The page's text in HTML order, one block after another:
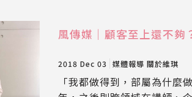
風傳媒｜顧客至上還不夠
2018 Dec 03 媒體報導 關於維琪
「我都做得到，部屬為什麼